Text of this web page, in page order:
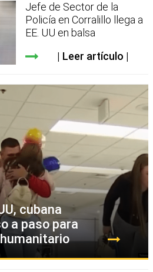
Jefe de Sector de la
Policía en Corralillo llega a
EE. UU en balsa
Leer artículo
cubana
a paso para